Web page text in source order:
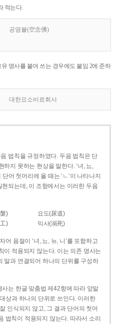
적는다.
공염불(空念佛)
명사를 붙여 쓰는 경우에도 붙임 2에 준하
대한요소비료회사
법칙을 규정하였다. 두음 법칙은 단
하지 못하는 현상을 말한다. ‘녀, 뇨,
어 첫머리에 올 때는 ‘ㄴ’이 나타나지
현되는데, 이 조항에서는 이러한 두음
)
요도(尿道)
) 익사(溺死)
어 음절이 ‘녀, 뇨, 뉴, 니’를 포함하고
이 적용되지 않는다. 이는 의존 명사는
말과 연결되어 하나의 단위를 구성하
사는 한글 맞춤법 제42항에 따라 앞말
상과 하나의 단위로 쓰인다. 이러한
인식되지 않고, 그 결과 단어의 첫머
법칙이 적용되지 않는다. 따라서 소리